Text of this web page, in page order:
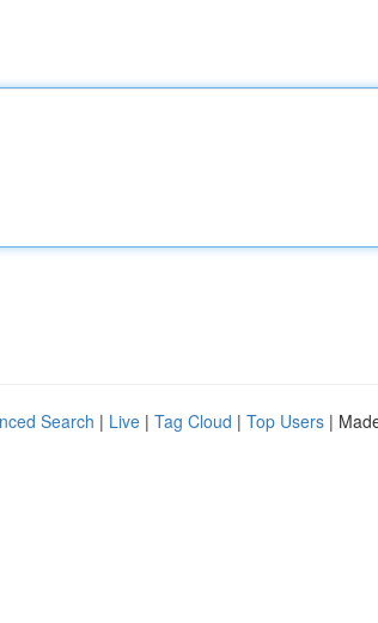
Search | Live | Tag Cloud | Top Users |